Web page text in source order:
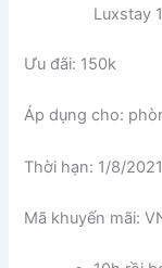
Luxstay
Ưu đãi: 150k
Áp dụng cho:
Thời hạn: 1/8/2021
Mã khuyến mãi: